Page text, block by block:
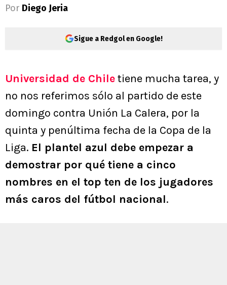
Por Diego Jeria
Sigue a Redgol en Google!
Universidad de Chiletiene mucha tarea, y
no nos referimos sólo al partido de este
domingo contra Unión La Calera, por la
quinta y penúltima fecha de la Copa de la
Liga. El plantel azul debe empezar a
demostrar por qué tiene a cinco
nombres en el top ten de los jugadores
más caros del fútbol nacional.